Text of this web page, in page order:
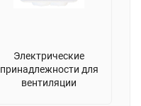
Электрические
принадлежности для
вентиляции